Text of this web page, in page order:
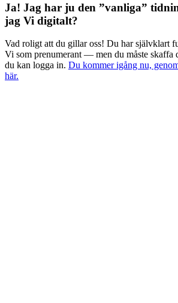
Ja! Jag har ju den ”vanliga”
jag Vi digitalt?
Vad roligt att du gillar oss! Du har självklart
Vi som prenumerant — men du måste skaffa
du kan logga in. Du kommer igång nu,
här.